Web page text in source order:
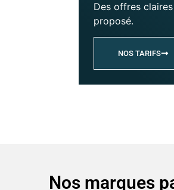
Des offres
proposé.
NOS TARIFS
Nos marques